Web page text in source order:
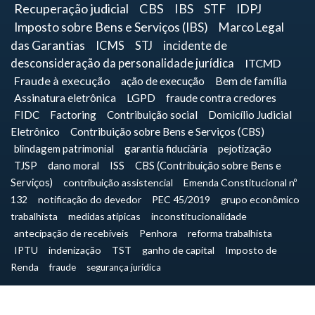
Recuperação judicial CBS IBS STF
IDPJ
Imposto sobre Bens e Serviços (IBS)
Marco Legal
das Garantias
ICMS STJ
incidente de
desconsideração da personalidade jurídica
ITCMD
Fraude à execução
ação de execução
Bem de família
Assinatura eletrônica
LGPD fraude contra credores
FIDC Factoring Contribuição social
Domicílio Judicial
Eletrônico
Contribuição sobre Bens e Serviços (CBS)
blindagem patrimonial
garantia fiduciária
pejotização
TJSP
dano moral ISS
CBS (Contribuição sobre Bens e
Serviços)
contribuição assistencial
Emenda Constitucional nº
132
notificação do devedor PEC 45/2019
grupo econômico
trabalhista
medidas atípicas
inconstitucionalidade
antecipação de recebíveis
Penhora
reforma trabalhista
IPTU
indenização TST ganho de capital
Imposto de
Renda
fraude segurança jurídica